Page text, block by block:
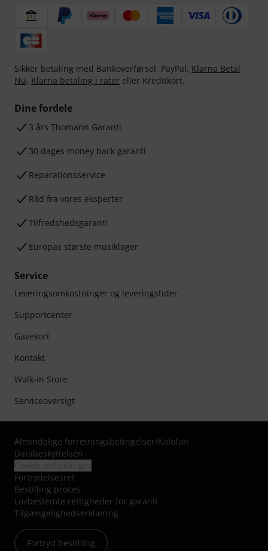
Sikker betaling med Bankoverførsel, PayPal, Klarna Betal
Nu, Klarna betaling i rater eller Kreditkort.
Dine fordele
3 års Thomann Garanti
30 dages money back garanti
Reparationsservice
Råd fra vores eksperter
Tilfredshedsgaranti
Europas største musiklager
Service
Leveringsomkostninger og leveringstider
Supportcenter
Gavekort
Kontakt
Walk-in Store
Serviceoversigt
Almindelige forretningsbetingelser/Kolofon
Databeskyttelsen
Fortrydelsesret
Bestilling proces
Lovbestemte rettigheder for garanti
Tilgængelighedserklæring
Fortryd bestilling